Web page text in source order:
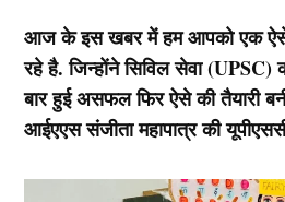
आज के इस खबर में हम आपको एक ऐसे
रहे है. जिन्होंने सिविल सेवा (UPSC)
बार हुई असफल फिर ऐसे की तैयारी
आईएएस संजीता महापात्र की